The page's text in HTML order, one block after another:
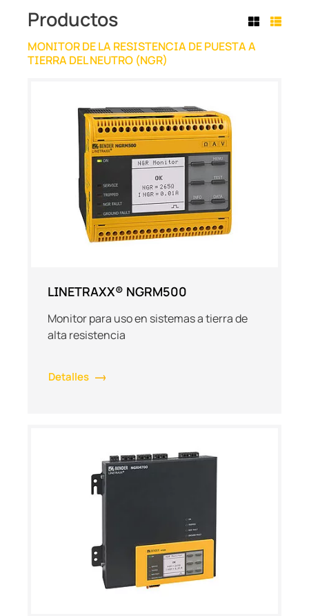
Productos
MONITOR DE LA RESISTENCIA DE PUESTA A
TIERRA DEL NEUTRO (NGR)
LINETRAXX® NGRM500
Monitor para uso en sistemas a tierra de
alta resistencia
Detalles